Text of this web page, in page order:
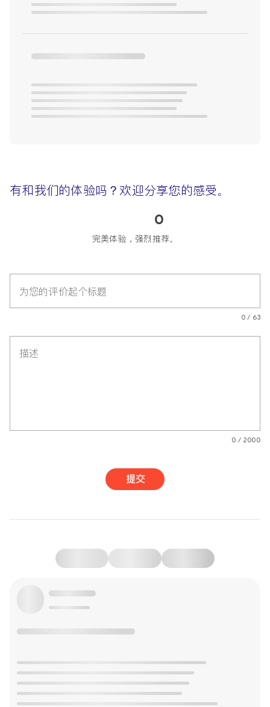
有和我们的体验吗？欢迎分享您的感受。
0
完美体验，强烈推荐。
为您的评价起个标题
0 / 63
描述
0 / 2000
提交